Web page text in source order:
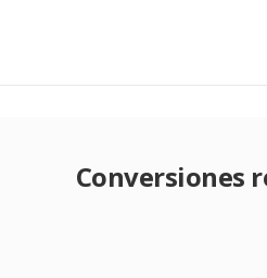
Conversiones